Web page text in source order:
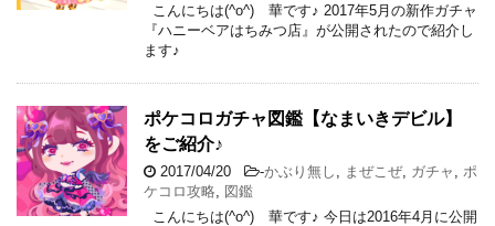
こんにちは(^o^) 華です♪ 2017年5月の新作ガチャ
『ハニーベアはちみつ店』が公開されたので紹介し
ます♪
ポケコロガチャ図鑑【なまいきデビル】
をご紹介♪
2017/04/20 -かぶり無し まぜこぜ, ガチャ
ポ
ケコロ攻略
図鑑
こんにちは(^o^) 華です♪ 今日は2016年4月に公開